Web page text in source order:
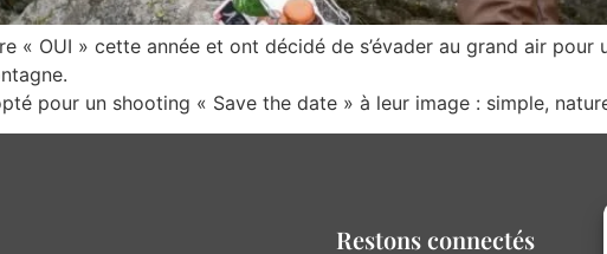
« OUI » cette année et ont décidé de s’évader au grand air
pour un shooting « Save the date » à leur image : simple,
Restons connectés